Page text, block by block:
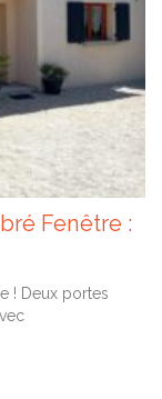
Fenêtre :
! Deux portes